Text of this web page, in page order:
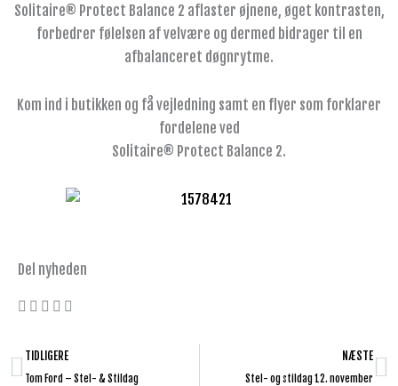
Solitaire® Protect Balance 2 aflaster øjnene, øget kontrasten,
forbedrer følelsen af velvære og dermed bidrager til en
afbalanceret døgnrytme.
Kom ind i butikken og få vejledning samt en flyer som forklarer
fordelene ved
Solitaire® Protect Balance 2.
Del nyheden
Tidligere
TIDLIGERE
Tom Ford – Stel- & Stildag
NÆSTE
Stel- og stildag 12. november